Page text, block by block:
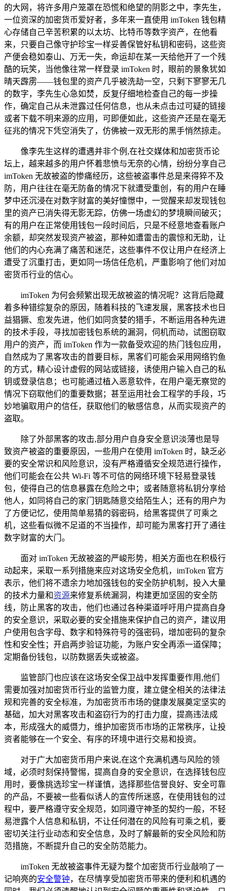
的大网，将许多用户笼罩在恐慌和绝望的阴影之中，李先生，
一位资深的加密货币爱好者，多年来一直使用 imToken 钱包精
心存储自己辛苦积累的以太坊、比特币等数字资产，在他看
来，只要自己像守护珍宝一样妥善保管好私钥和密码，这些资
产便会稳如泰山、万无一失，命运却在某一天给他开了一个残
酷的玩笑，当他像往常一样登录 imToken 时，眼前的景象犹如
晴天霹雳——钱包里的资产几乎被洗劫一空，只剩下寥寥无几
的数字，李先生心急如焚，反复仔细地检查自己的每一步操
作，确定自己从未泄露过任何信息，也从未点击过可疑的链接
或者下载不明来源的应用，可即便如此，这些资产还是在毫无
征兆的情况下凭空消失了，仿佛被一双无形的黑手悄然掠走。
像李先生这样的遭遇并非个例,在社交媒体和加密货币论
坛上，越来越多的用户怀着悲愤与无奈的心情，纷纷分享自己
imToken 无故被盗的惨痛经历，这些被盗事件总是来得猝不及
防，用户往往在毫无防备的情况下就遭受重创，有的用户在睡
梦中还沉浸在对数字财富的美好憧憬中，一觉醒来却发现钱包
里的资产已消失得无影无踪，仿佛一场虚幻的梦境瞬间破灭；
有的用户在正常使用钱包一段时间后，只是不经意地查看账户
余额，却突然发现资产被盗，那种如遭雷击的震惊和无助，让
他们的内心充满了痛苦和迷茫，这些事件不仅让用户在经济上
遭受了沉重打击，更如同一场信任危机，严重影响了他们对加
密货币行业的信心。
imToken 为何会频繁出现无故被盗的情况呢？这背后隐藏
着多种错综复杂的原因，随着科技的飞速发展，黑客技术也日
益猖獗、愈发先进，他们如同贪婪的猎手，不断运用各种先进
的技术手段，寻找加密钱包系统的漏洞，伺机而动，试图窃取
用户的资产，而 imToken 作为一款备受欢迎的热门钱包应用，
自然成为了黑客攻击的首要目标，黑客们可能会采用网络钓鱼
的方式，精心设计虚假的网站或链接，诱使用户输入自己的私
钥或登录信息；也可能通过植入恶意软件，在用户毫无察觉的
情况下窃取他们的重要数据；甚至运用社会工程学的手段，巧
妙地骗取用户的信任，获取他们的敏感信息，从而实现资产的
盗取。
除了外部黑客的攻击,部分用户自身安全意识淡薄也是导
致资产被盗的重要原因，一些用户在使用 imToken 时，缺乏必
要的安全常识和风险意识，没有严格遵循安全规范进行操作，
他们可能会在公共 Wi-Fi 等不可信的网络环境下轻易登录钱
包，使得自己的信息暴露在危险之中；或者随意将私钥分享给
他人，如同将自己的家门钥匙随意交给陌生人；还有的用户为
了方便记忆，使用简单易猜的弱密码，给黑客提供了可乘之
机，这些看似微不足道的不当操作，却可能为黑客打开了通往
数字财富的大门。
面对 imToken 无故被盗的严峻形势，相关方面也在积极行
动起来，采取一系列措施来应对这场安全危机，imToken 官方
表示，他们将不遗余力地加强钱包的安全防护机制，投入大量
的技术力量和资源来修复系统漏洞，构建更加坚固的安全防
线，防止黑客的攻击，他们也通过各种渠道呼吁用户提高自身
的安全意识，采取必要的安全措施来保护自己的资产，建议用
户使用包含字母、数字和特殊符号的强密码，增加密码的复杂
性和安全性；开启两步验证功能，为账户安全再添一道保障；
定期备份钱包，以防数据丢失或被盗。
监管部门也应该在这场安全保卫战中发挥重要作用,他们
需要加强对加密货币行业的监管力度，建立健全相关的法律法
规和完善的安全标准，为加密货币市场的健康发展奠定坚实的
基础，加大对黑客攻击和盗窃行为的打击力度，提高违法成
本，形成强大的威慑力，维护加密货币市场的正常秩序，让投
资者能够在一个安全、有序的环境中进行交易和投资。
对于广大加密货币用户来说,在这个充满机遇与风险的领
域，必须时刻保持警惕，提高自身的安全意识，在选择钱包应
用时，要像挑选珍宝一样谨慎，选择那些信誉良好、安全可靠
的产品，不要被一些看似诱人的宣传所迷惑，在使用钱包的过
程中，要严格遵守安全规范，如同遵守神圣的契约一般，不轻
易泄露个人信息和私钥，不让任何潜在的风险有可乘之机，要
密切关注行业动态和安全信息，及时了解最新的安全风险和防
范措施，不断提升自己的安全防范能力。
imToken 无故被盗事件无疑为整个加密货币行业敲响了一
记响亮的安全警钟，在尽情享受加密货币带来的便利和机遇的